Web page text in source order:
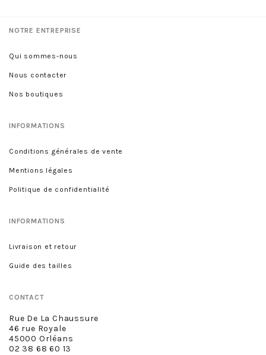
NOTRE ENTREPRISE
Qui sommes-nous
Nous contacter
Nos boutiques
INFORMATIONS
Conditions générales de vente
Mentions légales
Politique de confidentialité
INFORMATIONS
Livraison et retour
Guide des tailles
CONTACT
Rue De La Chaussure
46 rue Royale
45000 Orléans
02 38 68 60 13